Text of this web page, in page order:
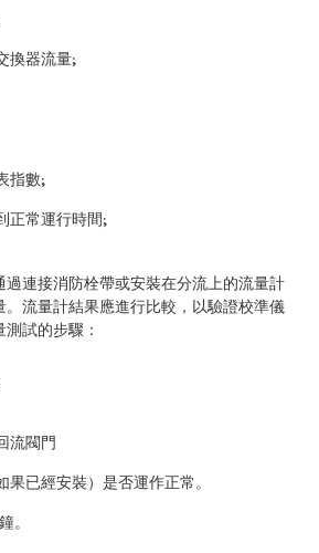
換器流量;
指數;
正常運行時間;
過連接消防栓帶或安裝在分流上的流量計
。流量計結果應進行比較，以驗證校準儀
試的步驟：
流閥門
果已經安裝）是否運作正常。
。